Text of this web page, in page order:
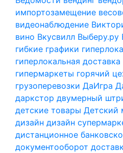
импортозамещение
видеонаблюдение
вино Вкусвилл Выберу.ру
гибкие графики
гиперлокальная доставка
гипермаркеты горячий
грузоперевозки ДаИгра
даркстор двумерный
детские товары Детский
дизайн дизайн
дистанционное
документооборот